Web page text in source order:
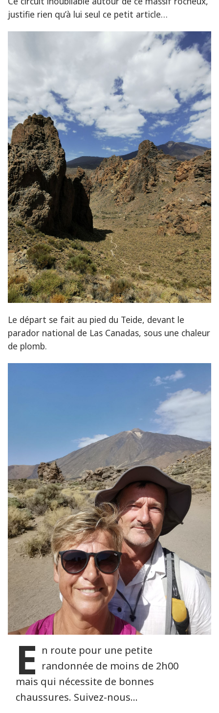
justifie rien qu’à lui seul ce petit article…
Le départ se fait au pied du Teide, devant le
parador national de Las Canadas, sous une chaleur
de plomb.
E n route pour une petite
randonnée de moins de 2h00
mais qui nécessite de bonnes
chaussures. Suivez-nous…